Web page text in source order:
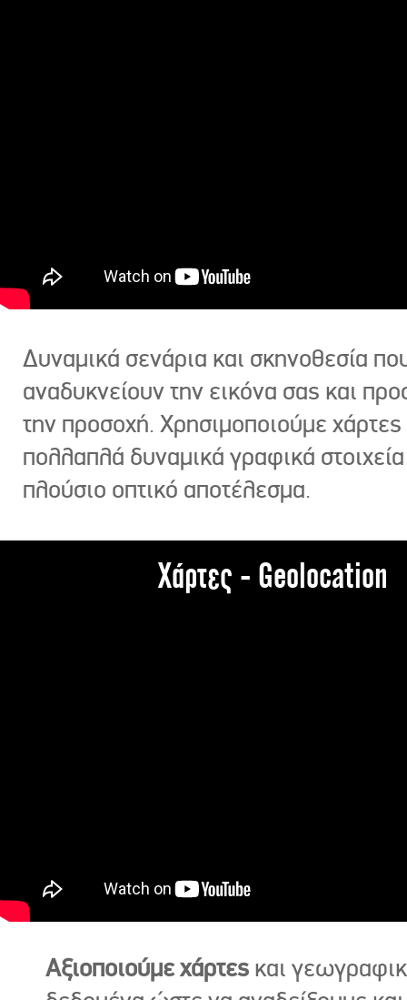
Δυναμικά σενάρια και σκηνοθεσία
αναδυκνείουν την εικόνα σας και
την προσοχή. Χρησιμοποιούμε χάρτες
πολλαπλά δυναμικά γραφικά στοιχεία
πλούσιο οπτικό αποτέλεσμα.
Χάρτες - Geolocation
Αξιοποιούμε χάρτες και